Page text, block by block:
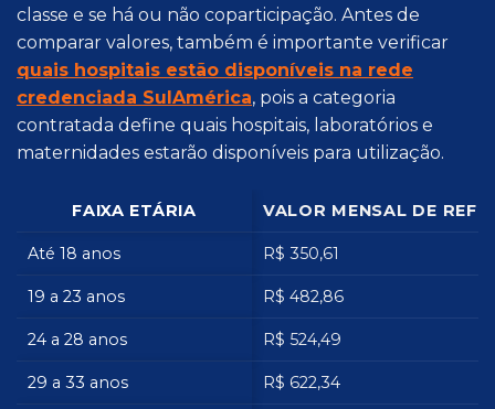
classe e se há ou não coparticipação. Antes de
comparar valores, também é importante verificar
quais hospitais estão disponíveis na rede
credenciada SulAmérica, pois a categoria
contratada define quais hospitais, laboratórios e
maternidades estarão disponíveis para utilização.
FAIXA ETÁRIA VALOR MENSAL DE
Até 18 anos R$ 350,61
19 a 23 anos R$ 482,86
24 a 28 anos R$ 524,49
29 a 33 anos R$ 622,34